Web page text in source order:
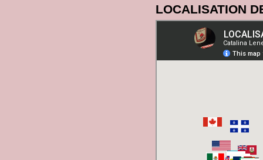
LOCALISATION